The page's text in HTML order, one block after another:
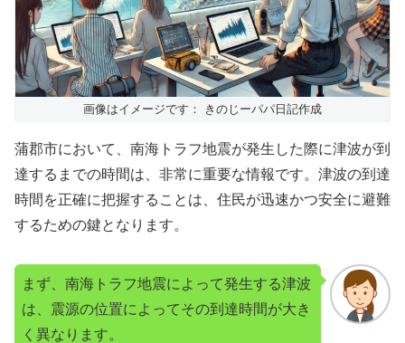
画像はイメージです： きのじーパパ日記作成
蒲郡市において、南海トラフ地震が発生した際に津波が到
達するまでの時間は、非常に重要な情報です。津波の到達
時間を正確に把握することは、住民が迅速かつ安全に避難
するための鍵となります。
まず、南海トラフ地震によって発生する津波
は、震源の位置によってその到達時間が大き
く異なります。